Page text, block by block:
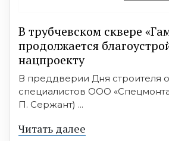
В трубчевском сквере
продолжается
нацпроекту
В преддверии Дня строителя
специалистов ООО
П. Сержант) ...
Читать далее